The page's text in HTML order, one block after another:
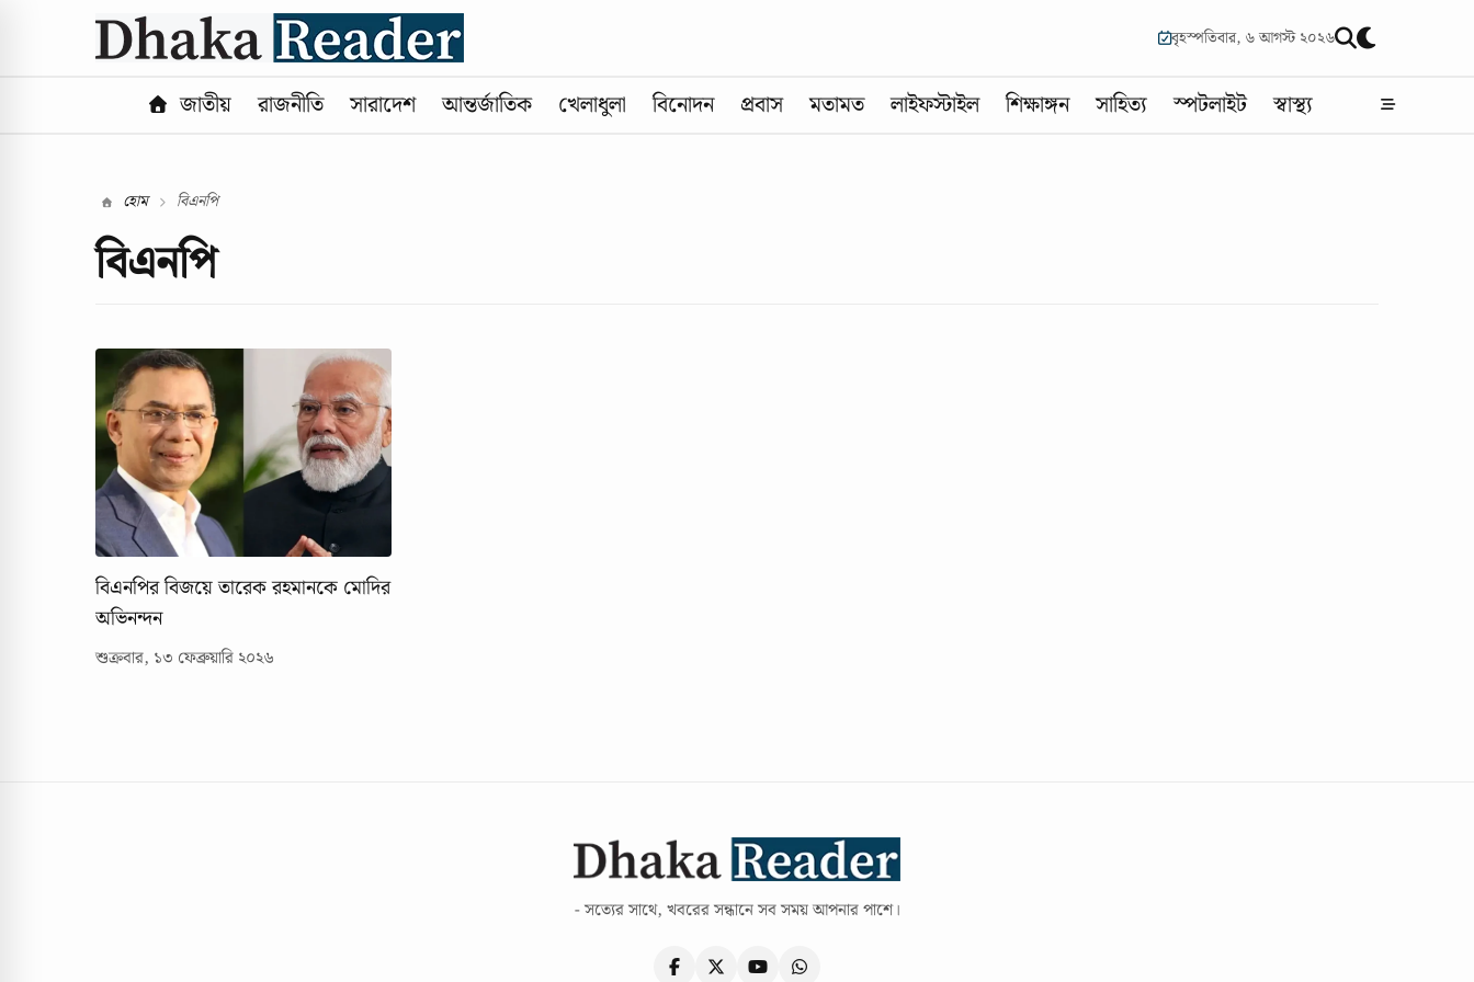
বৃহস্পতিবার, ৬ আগস্ট ২০২৬
জাতীয় রাজনীতি সারাদেশ আন্তর্জাতিক খেলাধুলা বিনোদন প্রবাস মতামত লাইফস্টাইল শিক্ষাঙ্গন সাহিত্য স্পটলাইট স্বাস্থ্য
হোম বিএনপি
বিএনপি
বিএনপির বিজয়ে তারেক রহমানকে মোদির
অভিনন্দন
শুক্রবার, ১৩ ফেব্রুয়ারি ২০২৬
- সত্যের সাথে, খবরের সন্ধানে সব সময় আপনার পাশে।